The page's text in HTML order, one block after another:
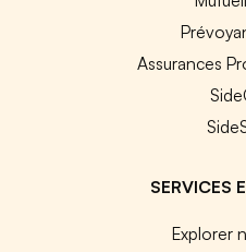
Assurances
SERVICES
Explorer